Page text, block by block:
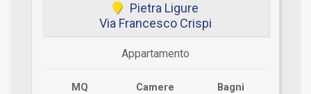
Pietra Ligure
Via Francesco Crispi
Appartamento
MQ Camere Bagni